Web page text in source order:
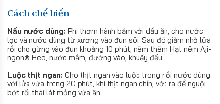
Cách chế biến
Nấu nước dùng: Phi thơm hành băm với dầu ăn, cho nước
lọc và nước dùng từ xương vào đun sôi. Sau đó giảm nhỏ lửa
rồi cho gừng vào đun khoảng 10 phút, nêm thêm Hạt nêm Aji-
ngon® Heo, nước mắm, đường vào, khuấy đều.
Luộc thịt ngan: Cho thịt ngan vào luộc trong nồi nước dùng
với lửa vừa trong 20 phút, khi thịt ngan chín, vớt ra để nguội
bớt rồi thái lát mỏng vừa ăn.